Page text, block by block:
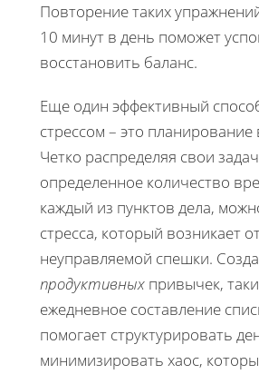
Повторение таких
10 минут в день поможет
восстановить баланс.
Еще один эффективный
стрессом – это
Четко распределяя свои
определенное количество
каждый из пунктов дела,
стресса, который возникает
неуправляемой спешки.
продуктивных привычек,
ежедневное составление
помогает структурировать
минимизировать хаос,